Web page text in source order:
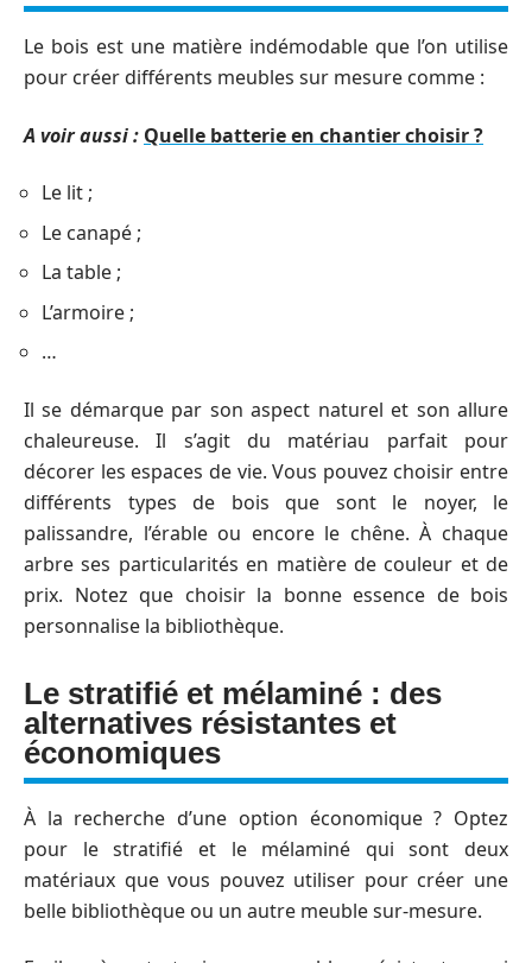
Le bois est une matière indémodable que l’on utilise
pour créer différents meubles sur mesure comme :
A voir aussi : Quelle batterie en chantier choisir ?
Le lit ;
Le canapé ;
La table ;
L’armoire ;
…
Il se démarque par son aspect naturel et son allure
chaleureuse. Il s’agit du matériau parfait pour
décorer les espaces de vie. Vous pouvez choisir entre
différents types de bois que sont le noyer, le
palissandre, l’érable ou encore le chêne. À chaque
arbre ses particularités en matière de couleur et de
prix. Notez que choisir la bonne essence de bois
personnalise la bibliothèque.
Le stratifié et mélaminé : des
alternatives résistantes et
économiques
À la recherche d’une option économique ? Optez
pour le stratifié et le mélaminé qui sont deux
matériaux que vous pouvez utiliser pour créer une
belle bibliothèque ou un autre meuble sur-mesure.